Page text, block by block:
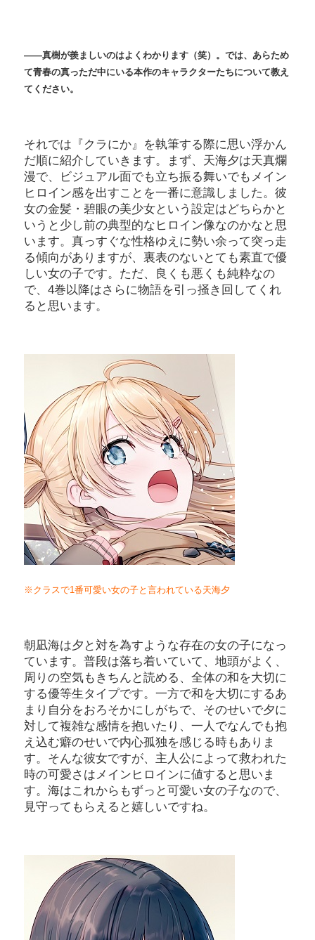
――真樹が羨ましいのはよくわかります（笑）。では、あらため
て青春の真っただ中にいる本作のキャラクターたちについて教え
てください。
それでは『クラにか』を執筆する際に思い浮かん
だ順に紹介していきます。まず、天海夕は天真爛
漫で、ビジュアル面でも立ち振る舞いでもメイン
ヒロイン感を出すことを一番に意識しました。彼
女の金髪・碧眼の美少女という設定はどちらかと
いうと少し前の典型的なヒロイン像なのかなと思
います。真っすぐな性格ゆえに勢い余って突っ走
る傾向がありますが、裏表のないとても素直で優
しい女の子です。ただ、良くも悪くも純粋なの
で、4巻以降はさらに物語を引っ掻き回してくれ
ると思います。
※クラスで1番可愛い女の子と言われている天海夕
朝凪海は夕と対を為すような存在の女の子になっ
ています。普段は落ち着いていて、地頭がよく、
周りの空気もきちんと読める、全体の和を大切に
する優等生タイプです。一方で和を大切にするあ
まり自分をおろそかにしがちで、そのせいで夕に
対して複雑な感情を抱いたり、一人でなんでも抱
え込む癖のせいで内心孤独を感じる時もありま
す。そんな彼女ですが、主人公によって救われた
時の可愛さはメインヒロインに値すると思いま
す。海はこれからもずっと可愛い女の子なので、
見守ってもらえると嬉しいですね。